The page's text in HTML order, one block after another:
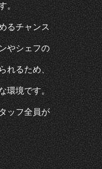
。
るチャンス
やシェフの
れるため、
環境です。
ッフ全員が